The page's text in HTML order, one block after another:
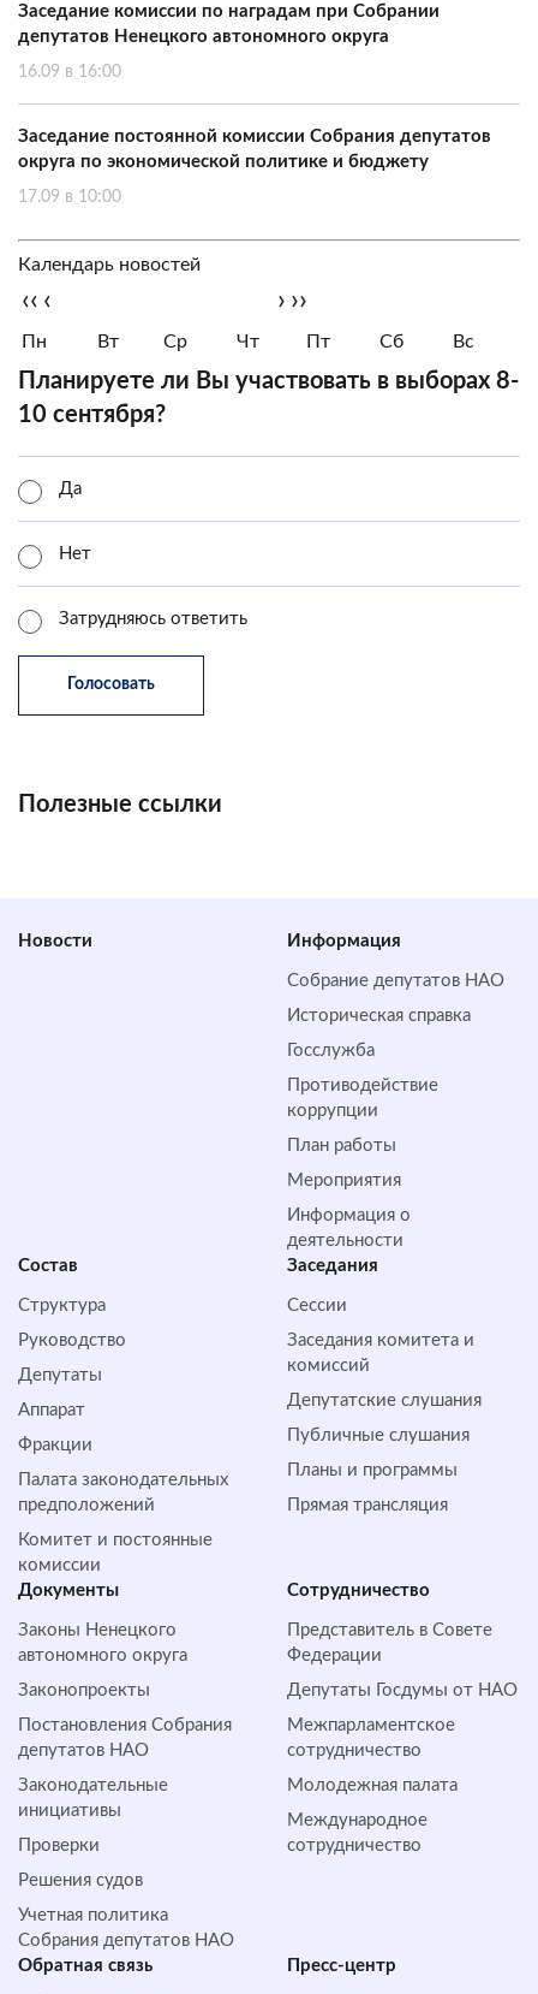
Заседание комиссии по наградам при Собрании
депутатов Ненецкого автономного округа
16.09 в 16:00
Заседание постоянной комиссии Собрания депутатов
округа по экономической политике и бюджету
17.09 в 10:00
Календарь новостей
‹‹ ‹ › ››
Пн Вт Ср Чт Пт Сб Вс
Планируете ли Вы участвовать в выборах 8-
10 сентября?
Да
Нет
Затрудняюсь ответить
Полезные ссылки
Новости Информация
Собрание депутатов НАО
Историческая справка
Госслужба
Противодействие
коррупции
План работы
Мероприятия
Информация о
деятельности
Состав
Структура
Руководство
Депутаты
Аппарат
Фракции
Палата законодательных
предположений
Комитет и постоянные
комиссии
Заседания
Сессии
Заседания комитета и
комиссий
Депутатские слушания
Публичные слушания
Планы и программы
Прямая трансляция
Документы
Законы Ненецкого
автономного округа
Законопроекты
Постановления Собрания
депутатов НАО
Законодательные
инициативы
Проверки
Решения судов
Учетная политика
Собрания депутатов НАО
Сотрудничество
Представитель в Совете
Федерации
Депутаты Госдумы от НАО
Межпарламентское
сотрудничество
Молодежная палата
Международное
сотрудничество
Обратная cвязь Пресс-центр